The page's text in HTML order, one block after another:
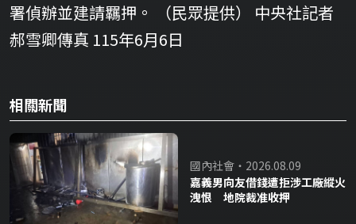
署偵辦並建請羈押。 （民眾提供） 中央社記者
郝雪卿傳真 115年6月6日
相關新聞
國內社會・2026.08.09
嘉義男向友借錢遭拒涉工廠縱火
洩恨 地院裁准收押